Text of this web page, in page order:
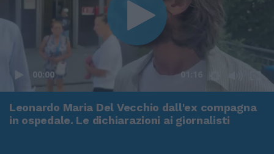
00:00 01:16
Leonardo Maria Del Vecchio dall'ex compagna
in ospedale. Le dichiarazioni ai giornalisti